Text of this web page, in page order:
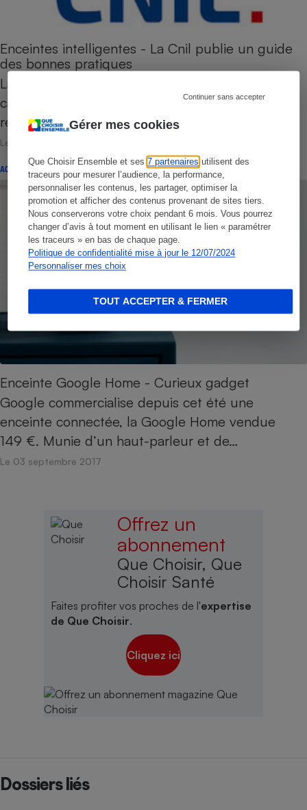
Gérer mes cookies
Que Choisir Ensemble et ses7 partenaires utilisent des
traceurs pour mesurer l’audience, la performance,
personnaliser les contenus, les partager, optimiser la
promotion et afficher des contenus provenant de sites tiers.
Nous conserverons votre choix pendant 6 mois. Vous pourrez
changer d’avis à tout moment en utilisant le lien « paramétrer
les traceurs » en bas de chaque page.
Politique de confidentialité mise à jour le 12/07/2024
Personnaliser mes choix
Continuer sans accepter
TOUT ACCEPTER & FERMER
Enceintes intelligentes - La Cnil publie un guide
des bonnes pratiques
Lancer de la musique, ajouter un agenda à son
calendrier, consulter la météo, chercher une
recette de cuisine,…
Le 10 décembre 2017
ACTUALITÉ
Enceinte Google Home - Curieux gadget
Google commercialise depuis cet été une
enceinte connectée, la Google Home vendue
149 €. Munie d’un haut-parleur et de…
Le 03 septembre 2017
Offrez un
abonnement
Que Choisir, Que
Choisir Santé
Faites profiter vos proches de l'expertise
de Que Choisir.
Cliquez ici
Dossiers liés